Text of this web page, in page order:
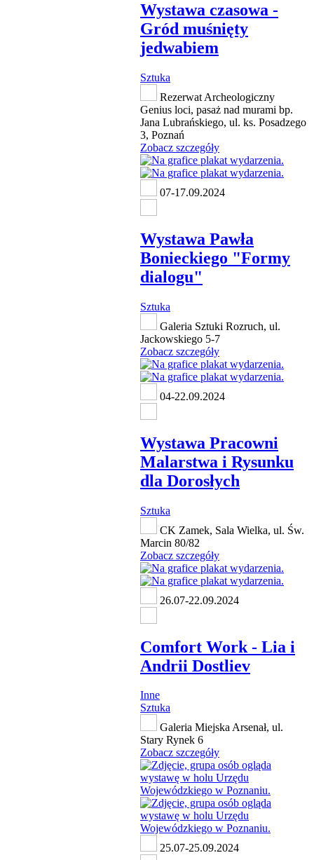
Wystawa czasowa -
Gród muśnięty
jedwabiem
Sztuka
Rezerwat Archeologiczny
Genius loci, pasaż nad murami bp.
Jana Lubrańskiego, ul. ks. Posadzego
3, Poznań
Zobacz szczegóły
07-17.09.2024
Wystawa Pawła
Bonieckiego "Formy
dialogu"
Sztuka
Galeria Sztuki Rozruch, ul.
Jackowskiego 5-7
Zobacz szczegóły
04-22.09.2024
Wystawa Pracowni
Malarstwa i Rysunku
dla Dorosłych
Sztuka
CK Zamek, Sala Wielka, ul. Św.
Marcin 80/82
Zobacz szczegóły
26.07-22.09.2024
Comfort Work - Lia i
Andrii Dostliev
Inne
Sztuka
Galeria Miejska Arsenał, ul.
Stary Rynek 6
Zobacz szczegóły
25.07-25.09.2024